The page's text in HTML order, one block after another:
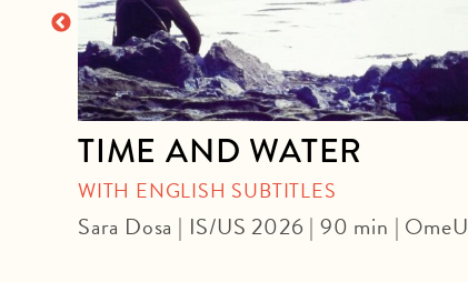
TIME AND WATER
WITH ENGLISH SUBTITLES
Sara Dosa | IS/US 2026 | 90 min | OmeU